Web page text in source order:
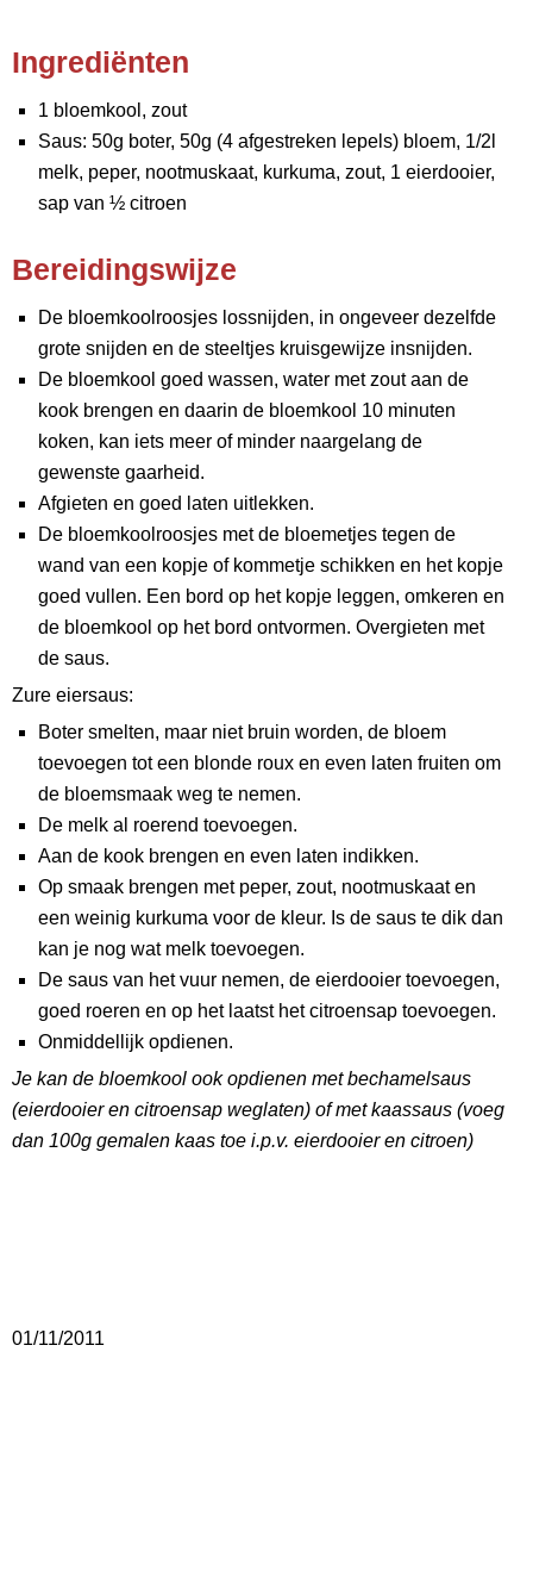
Ingrediënten
1 bloemkool, zout
Saus: 50g boter, 50g (4 afgestreken lepels) bloem, 1/2l
melk, peper, nootmuskaat, kurkuma, zout, 1 eierdooier,
sap van ½ citroen
Bereidingswijze
De bloemkoolroosjes lossnijden, in ongeveer dezelfde
grote snijden en de steeltjes kruisgewijze insnijden.
De bloemkool goed wassen, water met zout aan de
kook brengen en daarin de bloemkool 10 minuten
koken, kan iets meer of minder naargelang de
gewenste gaarheid.
Afgieten en goed laten uitlekken.
De bloemkoolroosjes met de bloemetjes tegen de
wand van een kopje of kommetje schikken en het kopje
goed vullen. Een bord op het kopje leggen, omkeren en
de bloemkool op het bord ontvormen. Overgieten met
de saus.
Zure eiersaus:
Boter smelten, maar niet bruin worden, de bloem
toevoegen tot een blonde roux en even laten fruiten om
de bloemsmaak weg te nemen.
De melk al roerend toevoegen.
Aan de kook brengen en even laten indikken.
Op smaak brengen met peper, zout, nootmuskaat en
een weinig kurkuma voor de kleur. Is de saus te dik dan
kan je nog wat melk toevoegen.
De saus van het vuur nemen, de eierdooier toevoegen,
goed roeren en op het laatst het citroensap toevoegen.
Onmiddellijk opdienen.
Je kan de bloemkool ook opdienen met bechamelsaus
(eierdooier en citroensap weglaten) of met kaassaus (voeg
dan 100g gemalen kaas toe i.p.v. eierdooier en citroen)
01/11/2011